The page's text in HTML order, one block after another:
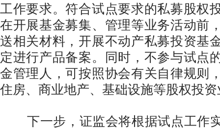
工作要求。符合试点要求的私募股权
在开展基金募集、管理等业务活动前
送相关材料，开展不动产私募投资基
定进行产品备案。同时，不参与试点
金管理人，可按照协会有关自律规则
住房、商业地产、基础设施等股权投
下一步，证监会将根据试点工作